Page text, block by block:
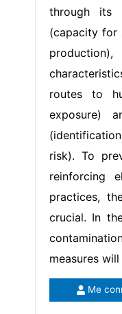
through its
(capacity for
routes to
exposure)
risk). To
reinforcing
practices,
crucial. In
measures
Me